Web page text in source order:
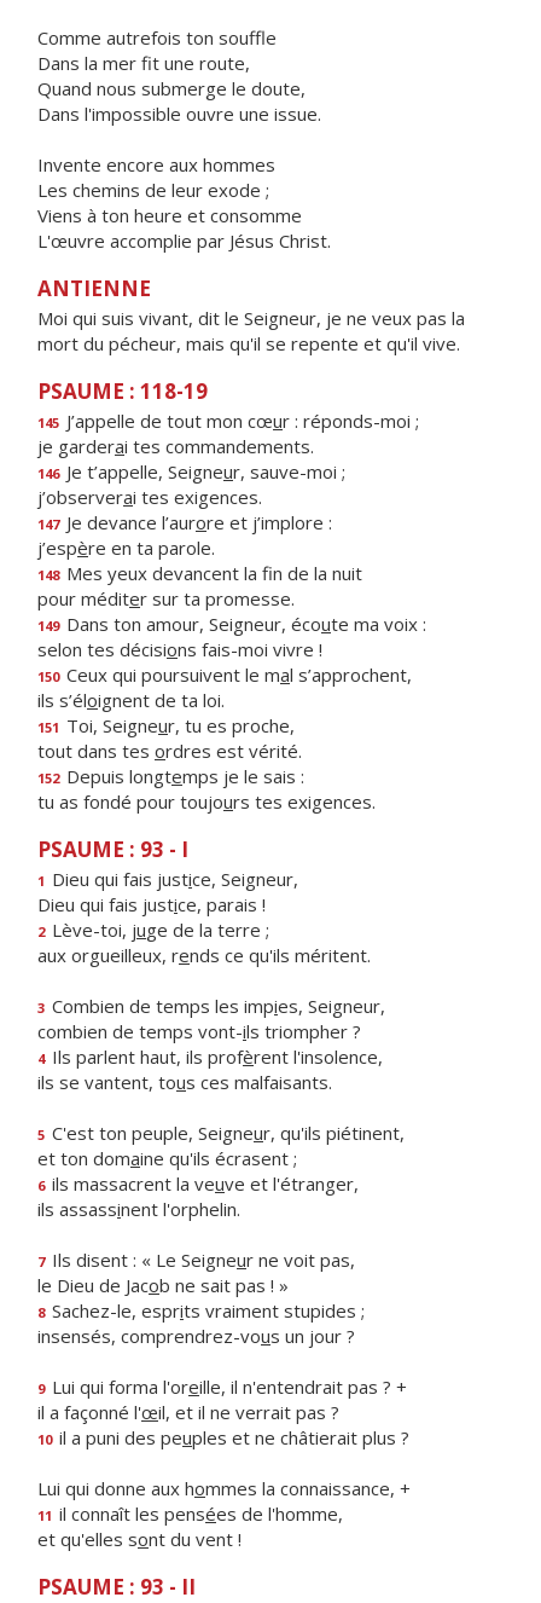
Comme autrefois ton souffle
Dans la mer fit une route,
Quand nous submerge le doute,
Dans l'impossible ouvre une issue.
Invente encore aux hommes
Les chemins de leur exode ;
Viens à ton heure et consomme
L'œuvre accomplie par Jésus Christ.
ANTIENNE
Moi qui suis vivant, dit le Seigneur, je ne veux pas la
mort du pécheur, mais qu'il se repente et qu'il vive.
PSAUME : 118-19
145 J’appelle de tout mon cœur : réponds-moi ;
je garderai tes commandements.
146 Je t’appelle, Seigneur, sauve-moi ;
j’observerai tes exigences.
147 Je devance l’aurore et j’implore :
j’espère en ta parole.
148 Mes yeux devancent la fn de la nuit
pour méditer sur ta promesse.
149 Dans ton amour, Seigneur, écoute ma voix :
selon tes décisions fais-moi vivre !
150 Ceux qui poursuivent le mal s’approchent,
ils s’éloignent de ta loi.
151 Toi, Seigneur, tu es proche,
tout dans tes ordres est vérité.
152 Depuis longtemps je le sais :
tu as fondé pour toujours tes exigences.
PSAUME : 93 - I
1 Dieu qui fais justice, Seigneur,
Dieu qui fais justice, parais !
2 Lève-toi, juge de la terre ;
aux orgueilleux, rends ce qu'ils méritent.
3 Combien de temps les impies, Seigneur,
combien de temps vont-ils triompher ?
4 Ils parlent haut, ils profèrent l'insolence,
ils se vantent, tous ces malfaisants.
5 C'est ton peuple, Seigneur, qu'ils piétinent,
et ton domaine qu'ils écrasent ;
6 ils massacrent la veuve et l'étranger,
ils assassinent l'orphelin.
7 Ils disent : « Le Seigneur ne voit pas,
le Dieu de Jacob ne sait pas ! »
8 Sachez-le, esprits vraiment stupides ;
insensés, comprendrez-vous un jour ?
9 Lui qui forma l'oreille, il n'entendrait pas ? +
il a façonné l'œil, et il ne verrait pas ?
10 il a puni des peuples et ne châtierait plus ?
Lui qui donne aux hommes la connaissance, +
11 il connaît les pensées de l'homme,
et qu'elles sont du vent !
PSAUME : 93 - II